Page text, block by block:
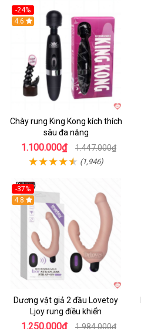
-24%
4.6
Chày rung King Kong kích thích
sâu đa năng
1.100.000₫ 1.447.000₫
(1,946)
-37%
Hot
4.8
Dương vật giả 2 đầu Lovetoy
Ljoy rung điều khiển
1.250.000₫ 1.984.000₫